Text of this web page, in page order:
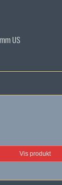
US
Vis produkt